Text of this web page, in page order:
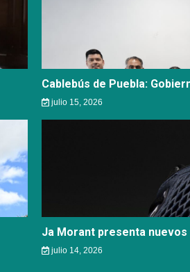
Cablebús de Puebla:
julio 15, 2026
Ja Morant presenta
julio 14, 2026